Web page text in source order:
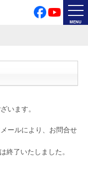
MENU
います。
ールにより、お問合せ
終了いたしました。